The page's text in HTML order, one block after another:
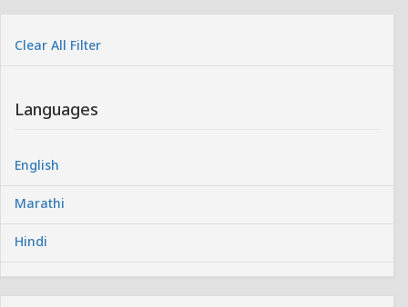
Clear All Filter
Languages
English
Marathi
Hindi